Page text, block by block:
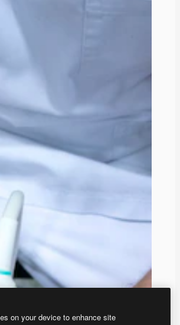
on your device to enhance site